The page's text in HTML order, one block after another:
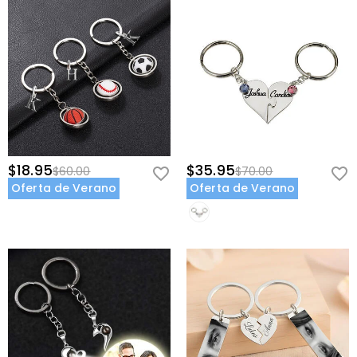
¿Qué acabados metálicos están disponibles?
Estos llaveros vienen en tres acabados: plateado para un look
clásico, dorado, oro rosa para calidez y elegancia, o negro para un
toque moderno. Elige el acabado que mejor combine con tu estilo
personal.
¿Cómo se realiza la personalización?
Tus iniciales y fecha se imprimen con precisión directamente sobre
la placa de metal, asegurando un detalle nítido y duradero que no
se desvanecerá con el uso diario.
Elige cualquier fecha que sea significativa para ambos—vuestro
aniversario, el día en que os conocisteis, la fecha de vuestra boda o
el día en que empezasteis a salir. Es vuestra historia para contar.
¿Es un buen regalo para parejas?
$18.95$60.00
Oferta de Verano
$35.95$70.00
Oferta de Verano